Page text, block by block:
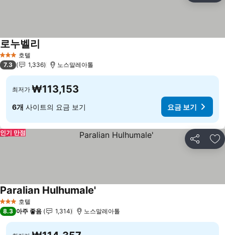
3 성급 호텔
로누벨리
7.3 1,336 노스말레아톨
최저가 ₩113,153
6개 사이트의 요금 보기 요금 보기
공유 즐
인기 만점
3 성급 호텔
Paralian Hulhumale'
8.3 아주 좋음 1,314 노스말레아톨